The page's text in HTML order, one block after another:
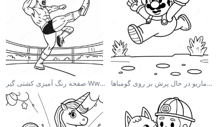
صفحه رنگ آمیزی کشتی گیر Wwe در حال پرش بر روی حریف صفحه رنگ آمیزی ماریو در حال پرش بر روی گومباها